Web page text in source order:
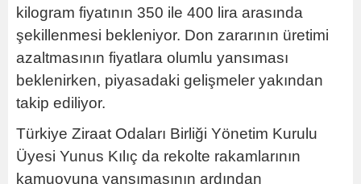
kilogram fiyatının 350 ile 400 lira arasında
şekillenmesi bekleniyor. Don zararının üretimi
azaltmasının fiyatlara olumlu yansıması
beklenirken, piyasadaki gelişmeler yakından
takip ediliyor.
Türkiye Ziraat Odaları Birliği Yönetim Kurulu
Üyesi Yunus Kılıç da rekolte rakamlarının
kamuoyuna yansımasının ardından